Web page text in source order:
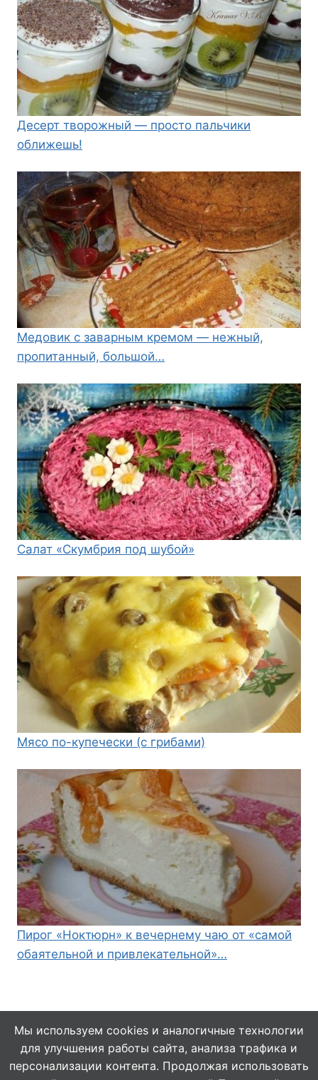
Десерт творожный — просто пальчики
оближешь!
Медовик с заварным кремом — нежный,
пропитанный, большой…
Салат «Скумбрия под шубой»
Мясо по-купечески (с грибами)
Пирог «Ноктюрн» к вечернему чаю от «самой
обаятельной и привлекательной»…
© 2026 Кулинарушка - Вкусные Рецепты
Мы используем cookies и аналогичные технологии
для улучшения работы сайта, анализа трафика и
персонализации контента. Продолжая использовать